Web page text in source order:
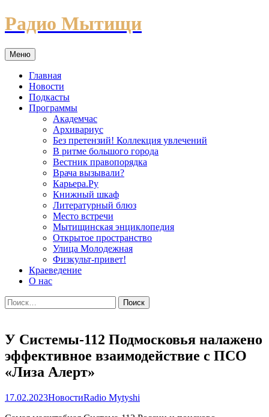
Перейти
к
Радио Мытищи
Меню
Главная
Новости
Подкасты
Программы
Академчас
Архивариус
Без претензий! Коллекция увлечений
В ритме большого города
Вестник правопорядка
Врача вызывали?
Карьера.Ру
Книжный шкаф
Литературный блюз
Место встречи
Мытищинская энциклопедия
Открытое пространство
Улица Молодежная
Физкульт-привет!
Краеведение
О нас
Найти:
У Системы-112 Подмосковья налажено
эффективное взаимодействие с ПСО
«Лиза Алерт»
17.02.2023НовостиRadio Mytyshi